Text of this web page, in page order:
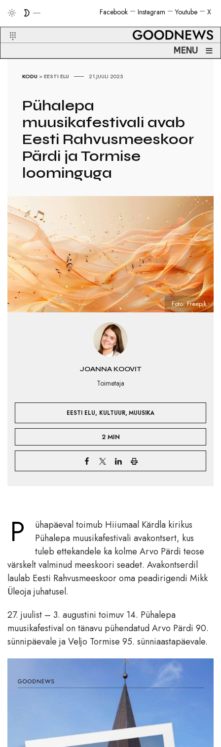
X
Youtube
Instagram
Facebook
MENU ≡
KODU >EESTI ELU 21.JUULI 2025
Pühalepa
muusikafestivali avab
Eesti Rahvusmeeskoor
Pärdi ja Tormise
loominguga
JOANNA KOOVIT
Toimetaja
EESTI ELU, KULTUUR, MUUSIKA
2 MIN
Foto: Freepik
P
ühapäeval toimub Hiiumaal Kärdla kirikus
Pühalepa muusikafestivali avakontsert, kus
tuleb ettekandele ka kolme Arvo Pärdi teose
värskelt valminud meeskoori seadet. Avakontserdil
laulab Eesti Rahvusmeeskoor oma peadirigendi Mikk
Üleoja juhatusel.
27. juulist – 3. augustini toimuv 14. Pühalepa
muusikafestival on tänavu pühendatud Arvo Pärdi 90.
sünnipäevale ja Veljo Tormise 95. sünniaastapäevale.